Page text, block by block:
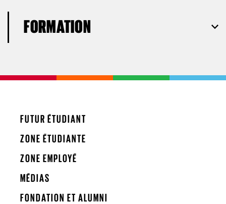
FORMATION
FUTUR ÉTUDIANT
ZONE ÉTUDIANTE
ZONE EMPLOYÉ
MÉDIAS
FONDATION ET ALUMNI